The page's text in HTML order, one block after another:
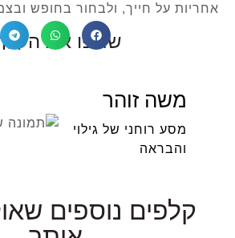
אחריות על חייך, ולבחור בחופש
שתפו את
משה זוהר
מסע רוחני של גילוי
והבראה
קלפים נוספים